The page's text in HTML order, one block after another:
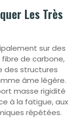
Les Très
sur des
de carbone,
des structures
âme légère.
masse rigidité
à la fatigue, aux
répétées.